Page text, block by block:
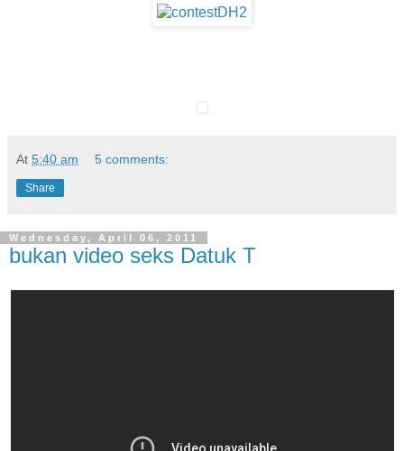
At 5:40 am 5 comments:
Share
Wednesday, April 06, 2011
bukan video seks Datuk T